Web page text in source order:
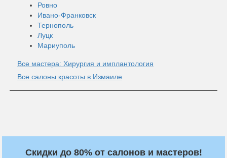
Ровно
Ивано-Франковск
Тернополь
Луцк
Мариуполь
Все мастера: Хирургия и имплантология
Все салоны красоты в Измаиле
Скидки до 80% от салонов и мастеров!